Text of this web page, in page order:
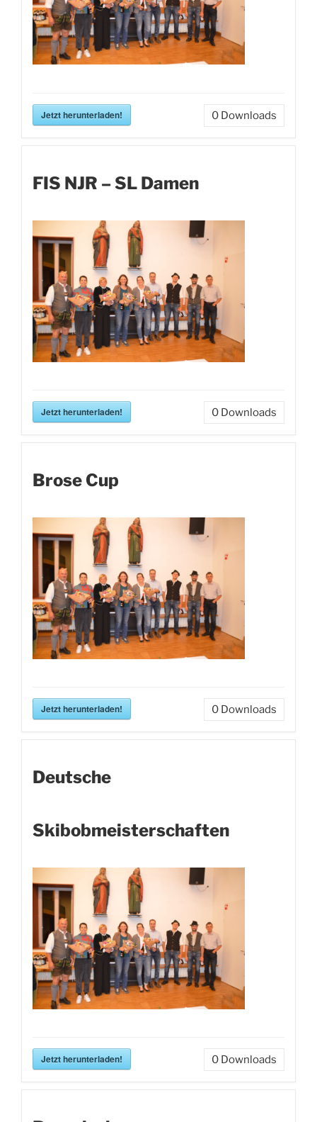
Jetzt herunterladen! 0 Downloads
FIS NJR – SL Damen
Jetzt herunterladen! 0 Downloads
Brose Cup
Jetzt herunterladen! 0 Downloads
Deutsche
Skibobmeisterschaften
Jetzt herunterladen! 0 Downloads